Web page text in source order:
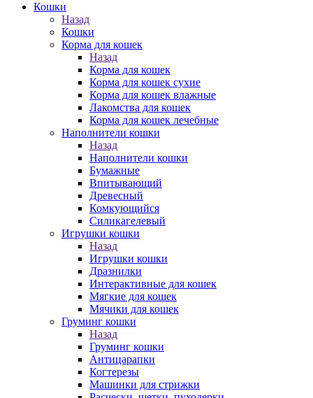
Кошки
Назад
Кошки
Корма для кошек
Назад
Корма для кошек
Корма для кошек сухие
Корма для кошек влажные
Лакомства для кошек
Корма для кошек лечебные
Наполнители кошки
Назад
Наполнители кошки
Бумажные
Впитывающий
Древесный
Комкующийся
Силикагелевый
Игрушки кошки
Назад
Игрушки кошки
Дразнилки
Интерактивные для кошек
Мягкие для кошек
Мячики для кошек
Груминг кошки
Назад
Груминг кошки
Антицарапки
Когтерезы
Машинки для стрижки